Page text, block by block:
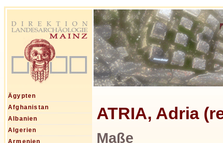
Ägypten
Afghanistan
Albanien
Algerien
ATRIA, Adria
Maße